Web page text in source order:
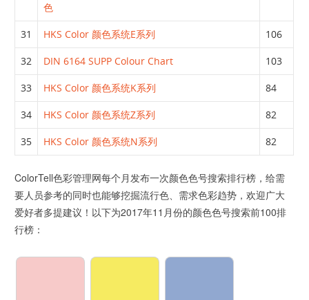
色
31 HKS Color 颜色系统E系列 106
32 DIN 6164 SUPP Colour Chart 103
33 HKS Color 颜色系统K系列 84
34 HKS Color 颜色系统Z系列 82
35 HKS Color 颜色系统N系列 82
ColorTell色彩管理网每个月发布一次颜色色号搜索排行榜，给需
要人员参考的同时也能够挖掘流行色、需求色彩趋势，欢迎广大
爱好者多提建议！以下为2017年11月份的颜色色号搜索前100排
行榜：